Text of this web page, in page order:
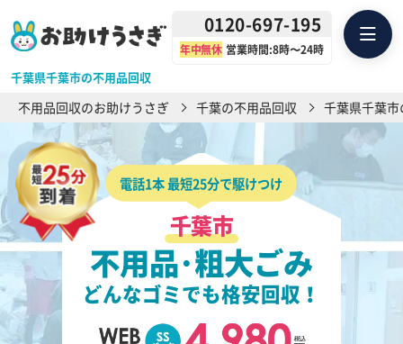
千葉県千葉市の不用品回収
0120-697-195
年中無休 営業時間:8時〜24時
不用品回収のお助けうさぎ 千葉の不用品回収 千葉県千葉
電話1本 最短25分で駆けつけ
千葉市
不用品･粗大ごみ
どんなゴミでも格安回収！